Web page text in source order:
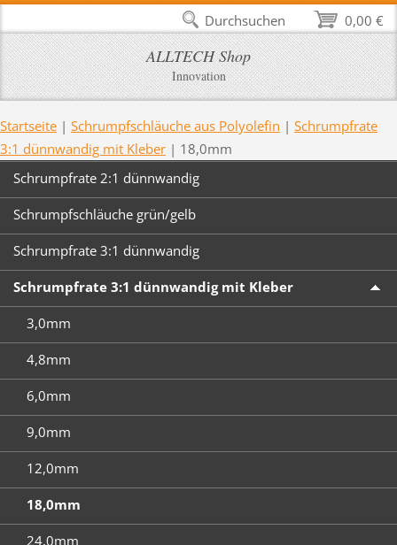
ALLTECH Shop
Innovation
Startseite | Schrumpfschläuche aus Polyolefin | Schrumpfrate
3:1 dünnwandig mit Kleber | 18,0mm
Schrumpfrate 2:1 dünnwandig
Schrumpfschläuche grün/gelb
Schrumpfrate 3:1 dünnwandig
Schrumpfrate 3:1 dünnwandig mit Kleber
3,0mm
4,8mm
6,0mm
9,0mm
12,0mm
18,0mm
24,0mm
0,00 €
Durchsuchen